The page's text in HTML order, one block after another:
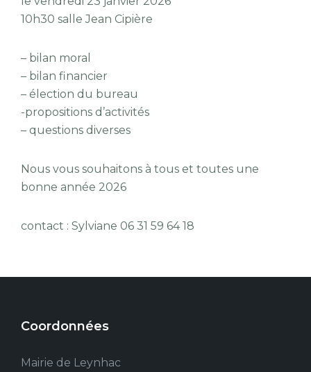
10h30 salle Jean Cipière
– bilan moral
– bilan financier
– élection du bureau
-propositions d’activités
– questions diverses
Nous vous souhaitons à tous et toutes une
bonne année 2026
contact : Sylviane 06 31 59 64 18
Coordonnées
Mairie de Leynhac